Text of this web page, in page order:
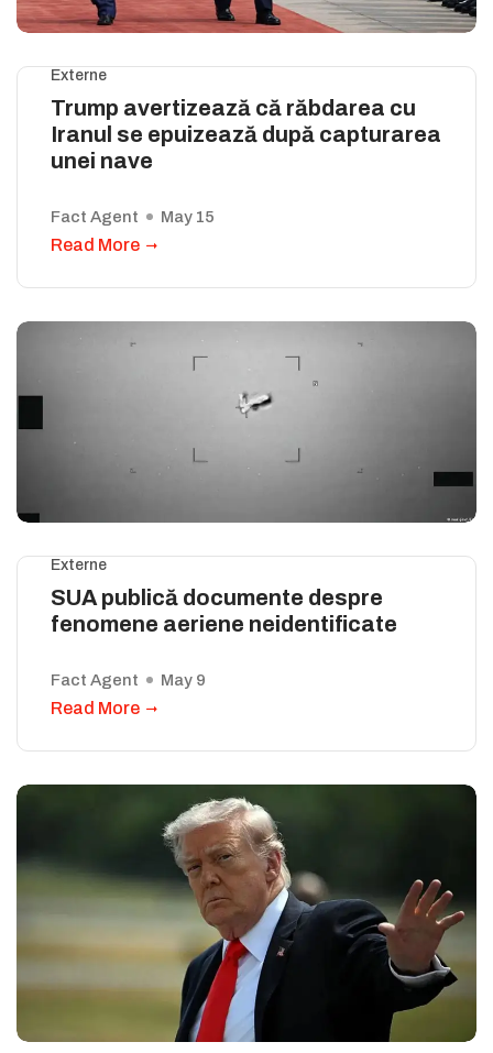
Externe
Trump avertizează că răbdarea cu
Iranul se epuizează după capturarea
unei nave
Fact Agent May 15
Read More
Externe
SUA publică documente despre
fenomene aeriene neidentificate
Fact Agent May 9
Read More